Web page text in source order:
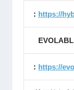
： https://
： https://